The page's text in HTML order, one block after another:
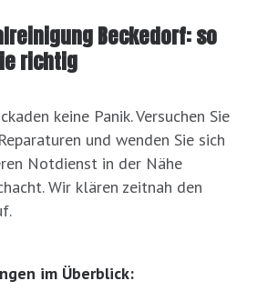
Beckedorf: so
richtig
keine Panik. Versuchen Sie
und wenden Sie sich
Notdienst in der Nähe
Wir klären zeitnah den
im Überblick: